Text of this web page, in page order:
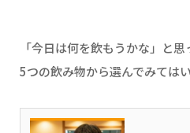
「今日は何を飲もうかな」と
5つの飲み物から選んでみては